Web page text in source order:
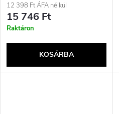
12 398 Ft ÁFA nélkül
15 746 Ft
Raktáron
KOSÁRBA